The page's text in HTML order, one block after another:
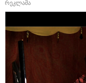
რეკლამა